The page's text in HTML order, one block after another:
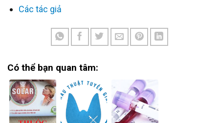
Các tác giả
Có thể bạn quan tâm: